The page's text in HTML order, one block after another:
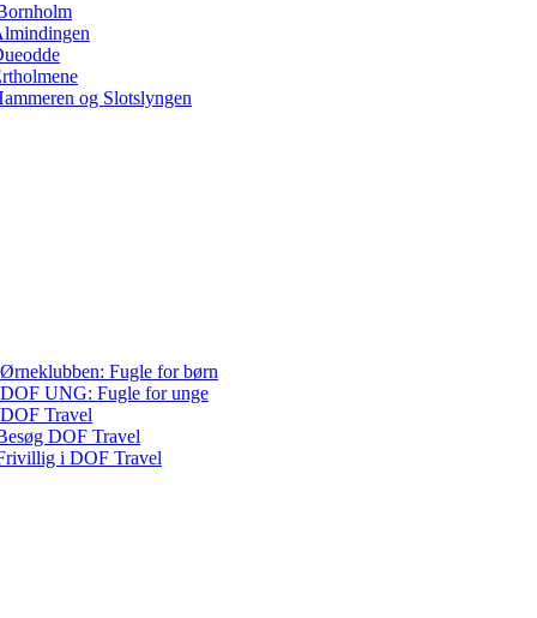
og Slotslyngen
Ørneklubben: Fugle for børn
DOF UNG: Fugle for unge
DOF Travel
DOF Travel
i DOF Travel